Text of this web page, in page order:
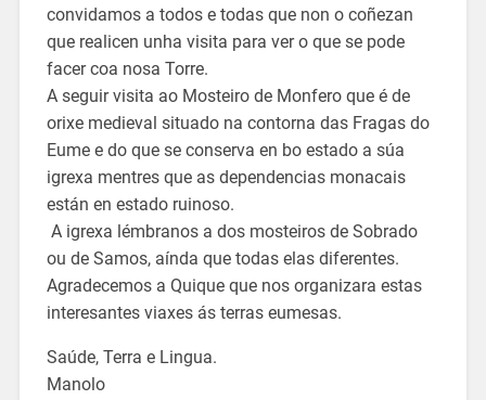
convidamos a todos e todas que non o coñezan
que realicen unha visita para ver o que se pode
facer coa nosa Torre.
A seguir visita ao Mosteiro de Monfero que é de
orixe medieval situado na contorna das Fragas do
Eume e do que se conserva en bo estado a súa
igrexa mentres que as dependencias monacais
están en estado ruinoso.
A igrexa lémbranos a dos mosteiros de Sobrado
ou de Samos, aínda que todas elas diferentes.
Agradecemos a Quique que nos organizara estas
interesantes viaxes ás terras eumesas.
Saúde, Terra e Lingua.
Manolo